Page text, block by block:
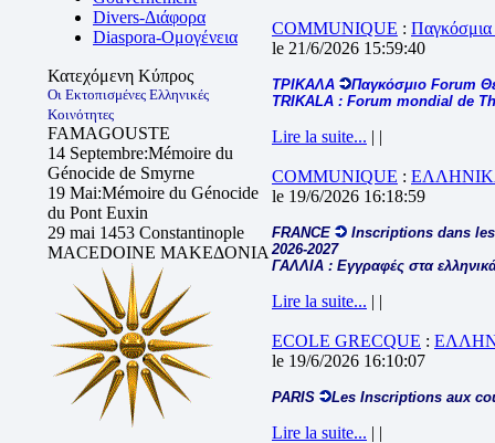
Divers-Διάφορα
Diaspora-Ομογένεια
Κατεχόμενη Κύπρος
Οι Εκτοπισμένες Ελληνικές
Κοινότητες
FAMAGOUSTE
14 Septembre:Mémoire du
Génocide de Smyrne
19 Mai:Mémoire du Génocide
du Pont Euxin
29 mai 1453 Constantinople
MACEDOINE ΜΑΚΕΔΟΝΙΑ
COMMUNIQUE :
le 21/6/2026 15:59:40
ΤΡΙΚΑΛΑ
Παγκόσμιο Forum
TRIKALA : Forum mondial de
Lire la suite... | |
COMMUNIQUE :
le 19/6/2026 16:18:59
FRANCE
Inscriptions dans
2026-2027
ΓΑΛΛΙΑ : Εγγραφές στα
Lire la suite... | |
ECOLE GRECQUE :
le 19/6/2026 16:10:07
PARIS Les Inscriptions aux
Lire la suite... | |